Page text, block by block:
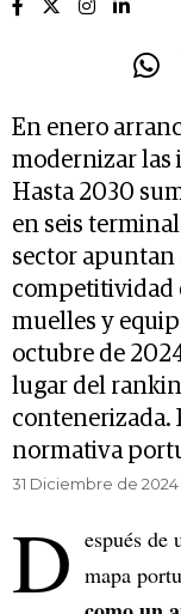
En enero
modernizar las
Hasta 2030
en seis
sector apuntan
competitividad
muelles y
octubre de
lugar del
contenerizada.
normativa
31 Diciembre de 2024
D espués de
mapa